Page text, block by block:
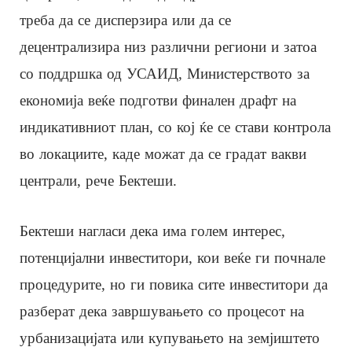
треба да се дисперзира или да се
децентрализира низ различни региони и затоа
со поддршка од УСАИД, Министерството за
економија веќе подготви финален драфт на
индикативниот план, со кој ќе се стави контрола
во локациите, каде можат да се градат вакви
централи, рече Бектеши.
Бектеши нагласи дека има голем интерес,
потенцијални инвеститори, кои веќе ги почнале
процедурите, но ги повика сите инвеститори да
разберат дека завршувањето со процесот на
урбанизацијата или купувањето на земјиштето